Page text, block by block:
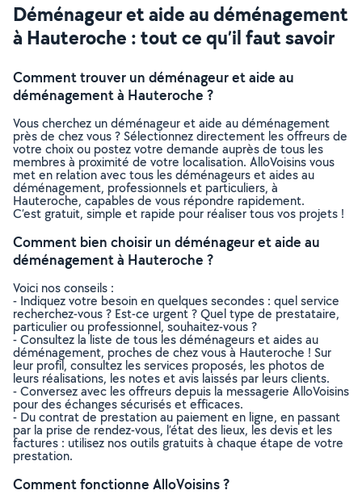
Déménageur et aide au déménagement
à Hauteroche : tout ce qu’il faut savoir
Comment trouver un déménageur et aide au
déménagement à Hauteroche ?
Vous cherchez un déménageur et aide au déménagement
près de chez vous ? Sélectionnez directement les offreurs de
votre choix ou postez votre demande auprès de tous les
membres à proximité de votre localisation. AlloVoisins vous
met en relation avec tous les déménageurs et aides au
déménagement, professionnels et particuliers, à
Hauteroche, capables de vous répondre rapidement.
C’est gratuit, simple et rapide pour réaliser tous vos projets !
Comment bien choisir un déménageur et aide au
déménagement à Hauteroche ?
Voici nos conseils :
- Indiquez votre besoin en quelques secondes : quel service
recherchez-vous ? Est-ce urgent ? Quel type de prestataire,
particulier ou professionnel, souhaitez-vous ?
- Consultez la liste de tous les déménageurs et aides au
déménagement, proches de chez vous à Hauteroche ! Sur
leur profil, consultez les services proposés, les photos de
leurs réalisations, les notes et avis laissés par leurs clients.
- Conversez avec les offreurs depuis la messagerie AlloVoisins
pour des échanges sécurisés et efficaces.
- Du contrat de prestation au paiement en ligne, en passant
par la prise de rendez-vous, l’état des lieux, les devis et les
factures : utilisez nos outils gratuits à chaque étape de votre
prestation.
Comment fonctionne AlloVoisins ?